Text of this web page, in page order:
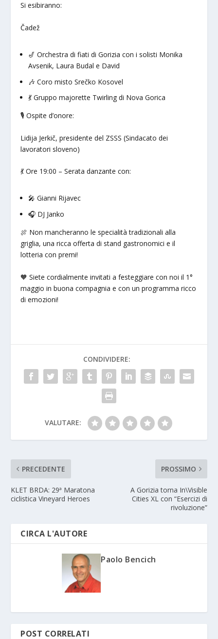
Si esibiranno:
Čadež
🎷 Orchestra di fiati di Gorizia con i solisti Monika
Avsenik, Laura Budal e David
🎶 Coro misto Srečko Kosovel
💃 Gruppo majorette Twirling di Nova Gorica
🎙 Ospite d’onore:
Lidija Jerkič, presidente del ZSSS (Sindacato dei
lavoratori sloveno)
💃 Ore 19:00 – Serata danzante con:
🎤 Gianni Rijavec
🎧 DJ Janko
🍖 Non mancheranno le specialità tradizionali alla
griglia, una ricca offerta di stand gastronomici e il
lotteria con premi!
🧡 Siete cordialmente invitati a festeggiare con noi il 1°
maggio in buona compagnia e con un programma ricco
di emozioni!
CONDIVIDERE:
VALUTARE:
PRECEDENTE
KLET BRDA: 29ª Maratona
ciclistica Vineyard Heroes
PROSSIMO
A Gorizia torna In\Visible
Cities XL con “Esercizi di
rivoluzione”
CIRCA L'AUTORE
Paolo Bencich
POST CORRELATI